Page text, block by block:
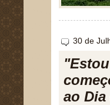
30 de
ao